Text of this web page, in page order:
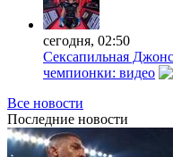
сегодня, 02:50
Сексапильная
чемпионки: видео
Все новости
Последние новости